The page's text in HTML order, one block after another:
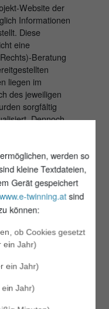
werden so
kleine Textdateien,
Gerät gespeichert
www.e-twinning.atsind
können:
ob Cookies gesetzt
ein Jahr)
ein Jahr)
Jahr)
Website der
Informationen
Diese
eine
Beratung
liegen im
des jeweiligen
sorgfältig
Dennoch
dass
aktualisiert oder
daraus allenfalls
übernommen
bekannt
möglich
dabei
jederzeit ohne
.